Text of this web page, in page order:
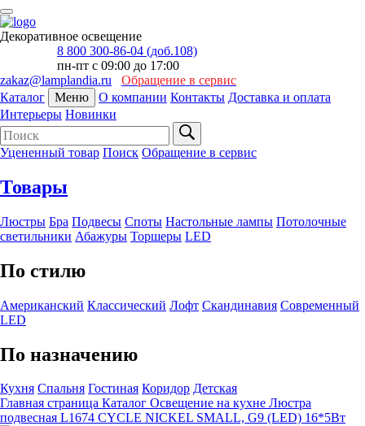
Декоративное освещение
8 800 300-86-04 (доб.108)
пн-пт с 09:00 до 17:00
zakaz@lamplandia.ru
Обращение в сервис
Каталог
Меню О компании Контакты Доставка и оплата
Интерьеры Новинки
Уцененный товар Поиск Обращение в сервис
Товары
Люстры Бра Подвесы Споты Настольные лампы Потолочные
светильники Абажуры Торшеры LED
По стилю
Американский Классический Лофт Скандинавия Современный
LED
По назначению
Кухня Спальня Гостиная Коридор Детская
Главная страница Каталог Освещение на кухне Люстра
подвесная L1674 CYCLE NICKEL SMALL, G9 (LED) 16*5Вт